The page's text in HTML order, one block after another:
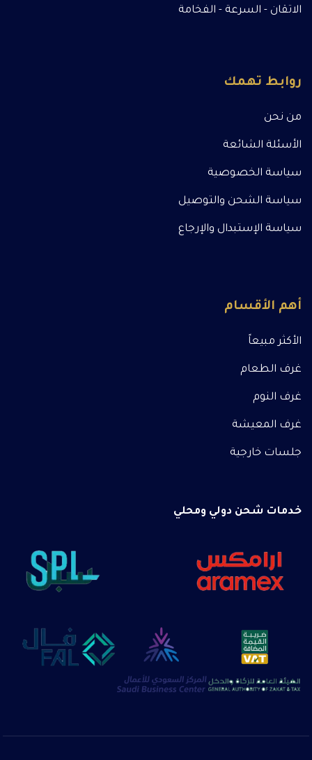
الاتقان - السرعة - الفخامة
روابط تهمك
من نحن
الأسئلة الشائعة
سياسة الخصوصية
سياسة الشحن والتوصيل
سياسة الإستبدال والإرجاع
أهم الأقسام
الأكثر مبيعاً
غرف الطعام
غرف النوم
غرف المعيشة
جلسات خارجية
خدمات شحن دولي ومحلي